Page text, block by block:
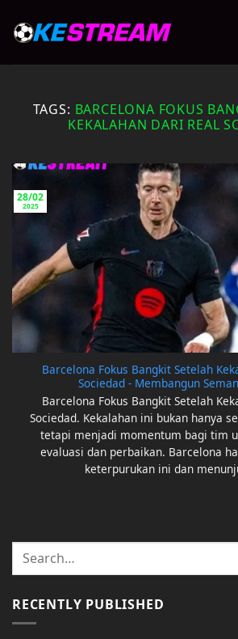
TAGS: BARCELONA FOKUS
KEKALAHAN DARI REAL
Barcelona Fokus Bangkit Setelah
Sociedad - Membangun
Barcelona Fokus Bangkit Setelah
Sociedad. Kekalahan ini bukan hanya
tetapi menjadi momentum bagi tim
evaluasi dan perbaikan. Barcelona
keterpurukan ini dan
28/02
2025
RECENTLY PUBLISHED